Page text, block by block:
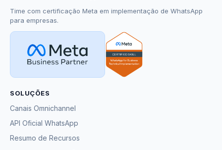
Time com certificação Meta em implementação de WhatsApp
para empresas.
SOLUÇÕES
Canais Omnichannel
API Oficial WhatsApp
Resumo de Recursos